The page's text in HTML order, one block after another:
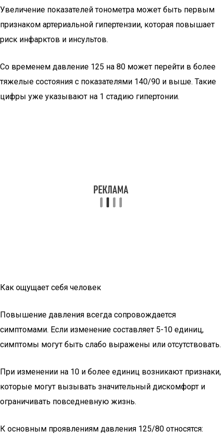
Увеличение показателей тонометра может быть первым
признаком артериальной гипертензии, которая повышает
риск инфарктов и инсультов.
Со временем давление 125 на 80 может перейти в более
тяжелые состояния с показателями 140/90 и выше. Такие
цифры уже указывают на 1 стадию гипертонии.
Как ощущает себя человек
Повышение давления всегда сопровождается
симптомами. Если изменение составляет 5-10 единиц,
симптомы могут быть слабо выражены или отсутствовать.
При изменении на 10 и более единиц возникают признаки,
которые могут вызывать значительный дискомфорт и
ограничивать повседневную жизнь.
К основным проявлениям давления 125/80 относятся: